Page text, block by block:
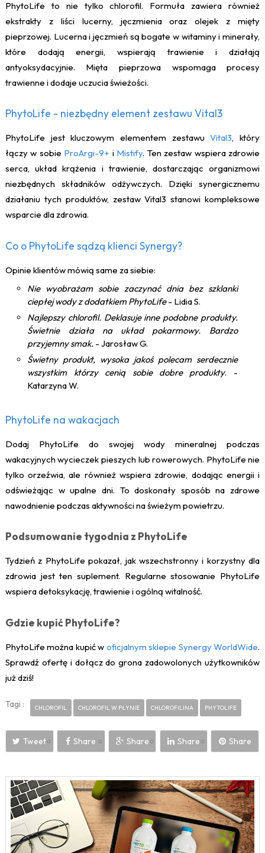
PhytoLife to nie tylko chlorofil. Formuła zawiera również
ekstrakty z liści lucerny, jęczmienia oraz olejek z mięty
pieprzowej. Lucerna i jęczmień są bogate w witaminy i minerały,
które dodają energii, wspierają trawienie i działają
antyoksydacyjnie. Mięta pieprzowa wspomaga procesy
trawienne i dodaje uczucia świeżości.
PhytoLife - niezbędny element zestawu Vital3
PhytoLife jest kluczowym elementem zestawuVital3, który
łączy w sobie ProArgi-9+ i Mistify. Ten zestaw wspiera zdrowie
serca, układ krążenia i trawienie, dostarczając organizmowi
niezbędnych składników odżywczych. Dzięki synergicznemu
działaniu tych produktów, zestaw Vital3 stanowi kompleksowe
wsparcie dla zdrowia.
Co o PhytoLife sądzą klienci Synergy?
Opinie klientów mówią same za siebie:
Nie wyobrażam sobie zaczynać dnia bez szklanki
ciepłej wody z dodatkiem PhytoLife- Lidia S.
Najlepszy chlorofil. Deklasuje inne podobne produkty.
Świetnie działa na układ pokarmowy. Bardzo
przyjemny smak. - Jarosław G.
Świetny produkt, wysoka jakoś polecam serdecznie
wszystkim którzy cenią sobie dobre produkty. -
Katarzyna W.
PhytoLife na wakacjach
Dodaj PhytoLife do swojej wody mineralnej podczas
wakacyjnych wycieczek pieszych lub rowerowych. PhytoLife nie
tylko orzeźwia, ale również wspiera zdrowie, dodając energii i
odświeżając w upalne dni. To doskonały sposób na zdrowe
nawodnienie podczas aktywności na świeżym powietrzu.
Podsumowanie tygodnia z PhytoLife
Tydzień z PhytoLife pokazał, jak wszechstronny i korzystny dla
zdrowia jest ten suplement. Regularne stosowanie PhytoLife
wspiera detoksykację, trawienie i ogólną witalność.
Gdzie kupić PhytoLife?
PhytoLife można kupić w oficjalnym sklepie Synergy WorldWide.
Sprawdź ofertę i dołącz do grona zadowolonych użytkowników
już dziś!
Tagi : CHLOROFIL CHLOROFIL W PŁYNIE CHLOROFILINA PHYTOLIFE
Tweet Share Share Share Share